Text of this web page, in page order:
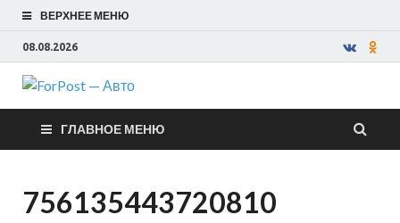
ВЕРХНЕЕ МЕНЮ
08.08.2026
ForPost —
Авто
ГЛАВНОЕ МЕНЮ
756135443720810